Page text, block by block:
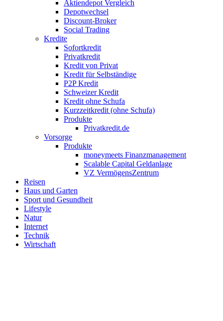
Aktiendepot Vergleich
Depotwechsel
Discount-Broker
Social Trading
Kredite
Sofortkredit
Privatkredit
Kredit von Privat
Kredit für Selbständige
P2P Kredit
Schweizer Kredit
Kredit ohne Schufa
Kurzzeitkredit (ohne Schufa)
Produkte
Privatkredit.de
Vorsorge
Produkte
moneymeets Finanzmanagement
Scalable Capital Geldanlage
VZ VermögensZentrum
Reisen
Haus und Garten
Sport und Gesundheit
Lifestyle
Natur
Internet
Technik
Wirtschaft